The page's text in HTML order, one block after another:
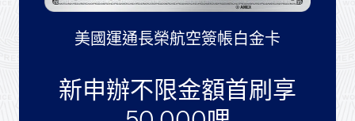
美國運通長榮航空簽帳白金卡
新申辦不限金額首刷享